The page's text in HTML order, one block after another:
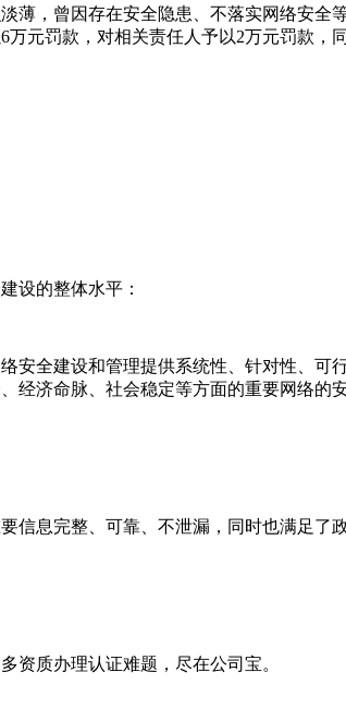
薄，曾因存在安全隐患、不落实网络安
元罚款，对相关责任人予以2万元罚款
设的整体水平：
安全建设和管理提供系统性、针对性、
经济命脉、社会稳定等方面的重要网络
信息完整、可靠、不泄漏，同时也满足
资质办理认证难题，尽在公司宝。